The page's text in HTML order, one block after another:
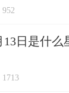
952
13日是什么
1713